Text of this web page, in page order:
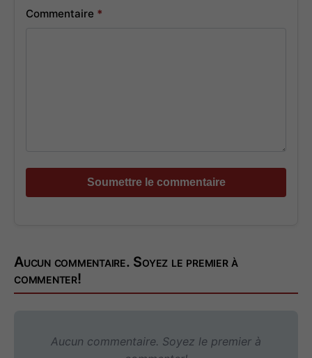
Commentaire *
Aucun commentaire. Soyez le premier à
commenter!
Aucun commentaire. Soyez le premier à